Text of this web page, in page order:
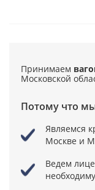
Принимаем
Московской
Потому что
Являемся
Москве и
Ведем